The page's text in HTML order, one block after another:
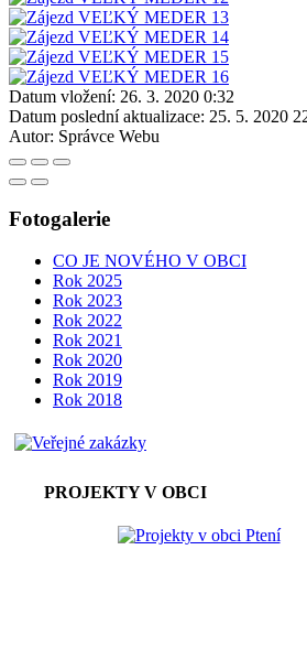
Datum vložení: 26. 3. 2020 0:32
Datum poslední aktualizace: 25. 5. 2020
Autor: Správce Webu
Fotogalerie
CO JE NOVÉHO V OBCI
Rok 2025
Rok 2023
Rok 2022
Rok 2021
Rok 2020
Rok 2019
Rok 2018
PROJEKTY V OBCI